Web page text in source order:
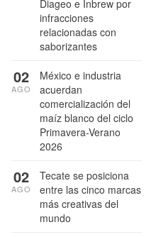
Diageo e Inbrew por
infracciones
relacionadas con
saborizantes
México e industria
acuerdan
comercialización del
maíz blanco del ciclo
Primavera-Verano
2026
02
AGO
Tecate se posiciona
entre las cinco marcas
más creativas del
mundo
02
AGO